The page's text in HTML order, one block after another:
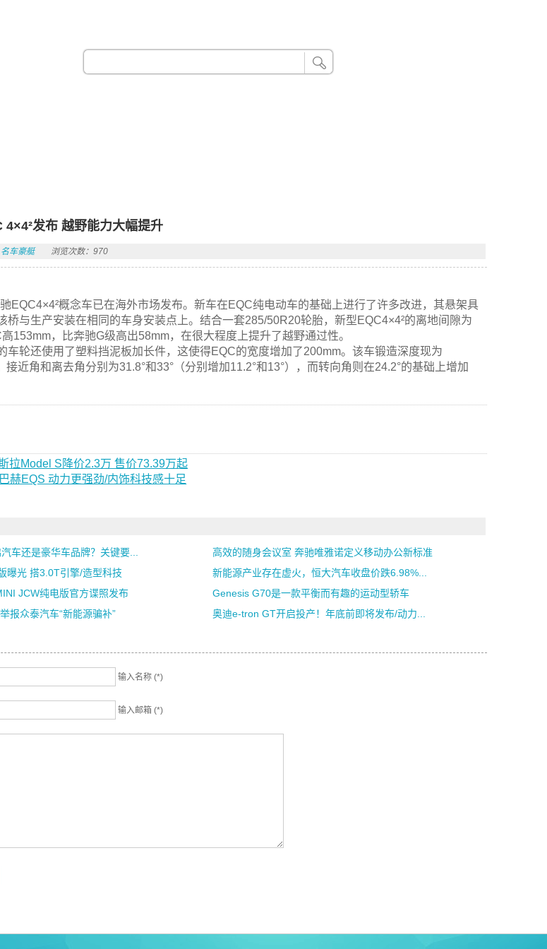
4×4²发布 越野能力大幅提升
名车豪艇 浏览次数：970
驰EQC4×4²概念车已在海外市场发布。新车在EQC纯电动车的基础上进行了许多改进，其悬架具
桥与生产安装在相同的车身安装点上。结合一套285/50R20轮胎，新型EQC4×4²的离地间隙为
153mm，比奔驰G级高出58mm，在很大程度上提升了越野通过性。
车轮还使用了塑料挡泥板加长件，这使得EQC的宽度增加了200mm。该车锻造深度现为
接近角和离去角分别为31.8°和33°（分别增加11.2°和13°），而转向角则在24.2°的基础上增加
拉Model S降价2.3万 售价73.39万起
赫EQS 动力更强劲/内饰科技感十足
车还是豪华车品牌？关键要...
高效的随身会议室 奔驰唯雅诺定义移动办公新标准
曝光 搭3.0T引擎/造型科技
新能源产业存在虚火，恒大汽车收盘价跌6.98%...
JCW纯电版官方谍照发布
Genesis G70是一款平衡而有趣的运动型轿车
报众泰汽车“新能源骗补”
奥迪e-tron GT开启投产！年底前即将发布/动力...
输入名称 (*)
输入邮箱 (*)